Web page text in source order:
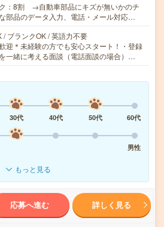
：8割 →自動車部品にキズが無いかのチ
部品のデータ入力、電話・メール対応…
/ ブランクOK / 英語力不要
迎＊未経験の方でも安心スタート！・登録
一緒に考える面談（電話面談の場合）…
30代 40代 50代
60代
男性
もっと見る
応募へ進む 詳しく見る